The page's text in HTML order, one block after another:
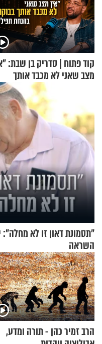
קוד פתוח | סדריק בן שבת:
מצב שאני לא מכבד אותך
בבוקר בהנחת תפילין"
"תסמונת דאון זו לא מחלה":
השראה
הרב זמיר כהן - תורה ומדע,